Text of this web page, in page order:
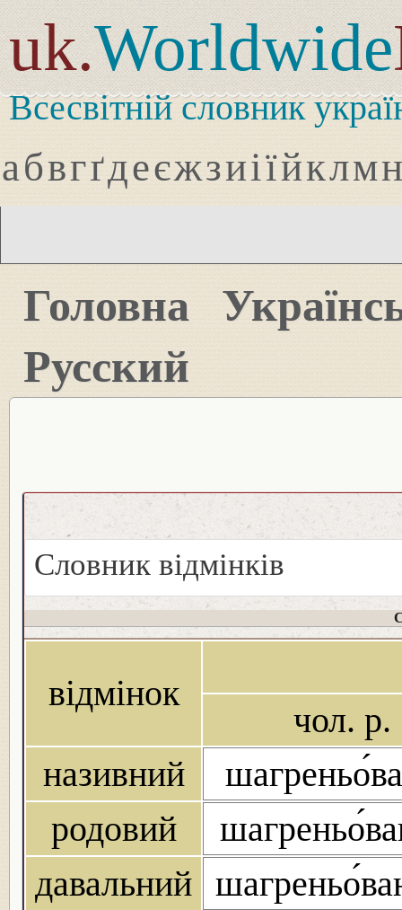
uk.Worldwide
Всесвітній словник
абвгґдеєжзиіїйклмн
Головна
Русский
Словник відмінків
відмінок
чол. р.
називний
родовий
давальний